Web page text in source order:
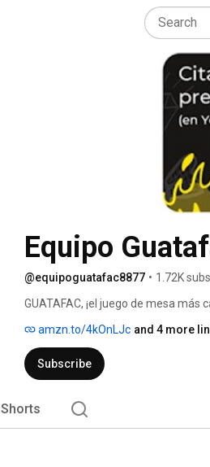
Equipo
@equipoguatafac8877 • 1.72K
GUATAFAC, ¡el juego de mesa más
amzn.to/4kOnLJc and 4 more
Subscribe
Shorts